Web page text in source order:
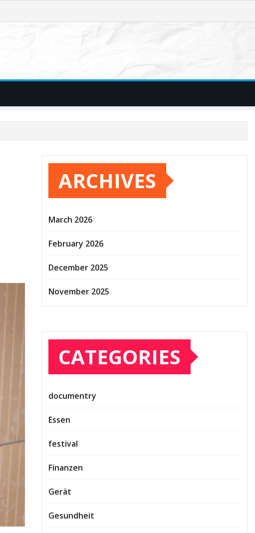
ARCHIVES
March 2026
February 2026
December 2025
November 2025
CATEGORIES
documentry
Essen
festival
Finanzen
Gerät
Gesundheit